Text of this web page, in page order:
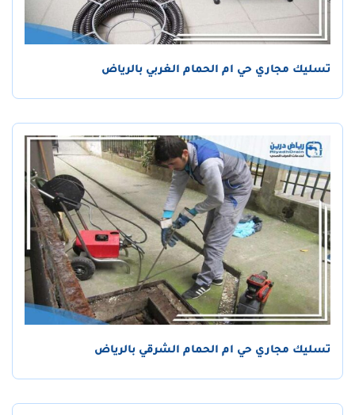
تسليك مجاري حي ام الحمام الغربي بالرياض
تسليك مجاري حي ام الحمام الشرقي بالرياض